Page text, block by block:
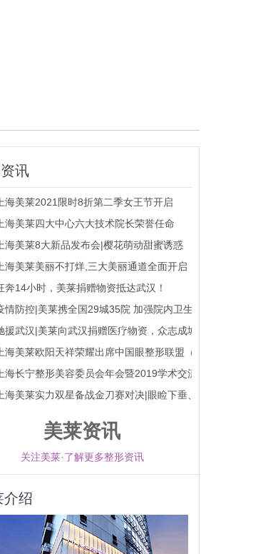
讯
上海美莱2021限时8折第二季女王节开启
上海美莱四大中心六大技术院长荣誉任命
上海美莱8大新品发布会|樱花萌动甜蜜诱惑
上海美莱美丽不打烊,三大美丽通道全面开启
奔14小时，美莱捐赠物资抵达武汉！
美莱资讯
关注美莱·了解更多整形资讯
介绍